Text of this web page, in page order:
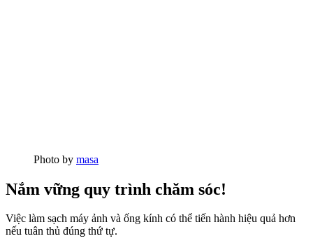
Photo by masa
Nắm vững quy trình chăm sóc!
Việc làm sạch máy ảnh và ống kính có thể tiến hành hiệu quả hơn
nếu tuân thủ đúng thứ tự.